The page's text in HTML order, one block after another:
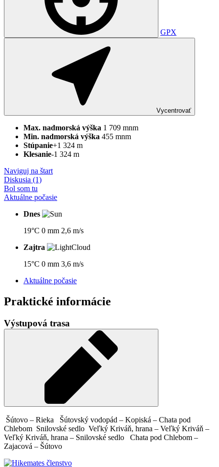
GPX
Vycentrovať
Max. nadmorská výška 1 709 mnm
Min. nadmorská výška 455 mnm
Stúpanie+1 324 m
Klesanie-1 324 m
Naviguj na štart
Diskusia (1)
Bol som tu
Aktuálne počasie
Dnes
19°C 0 mm 2,6 m/s
Zajtra
15°C 0 mm 3,6 m/s
Aktuálne počasie
Praktické informácie
Výstupová trasa
Šútovo – Rieka
Šútovský vodopád – Kopiská – Chata pod
Chlebom Snilovské sedlo Veľký Kriváň, hrana – Veľký Kriváň –
Veľký Kriváň, hrana – Snilovské sedlo
Chata pod Chlebom –
Zajacová – Šútovo